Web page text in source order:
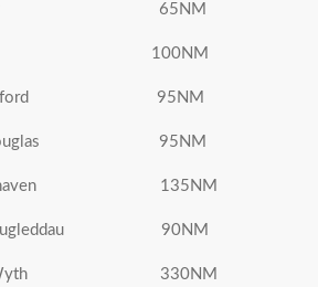
65NM
100NM
95NM
Douglas 95NM
135NM
90NM
Wyth 330NM